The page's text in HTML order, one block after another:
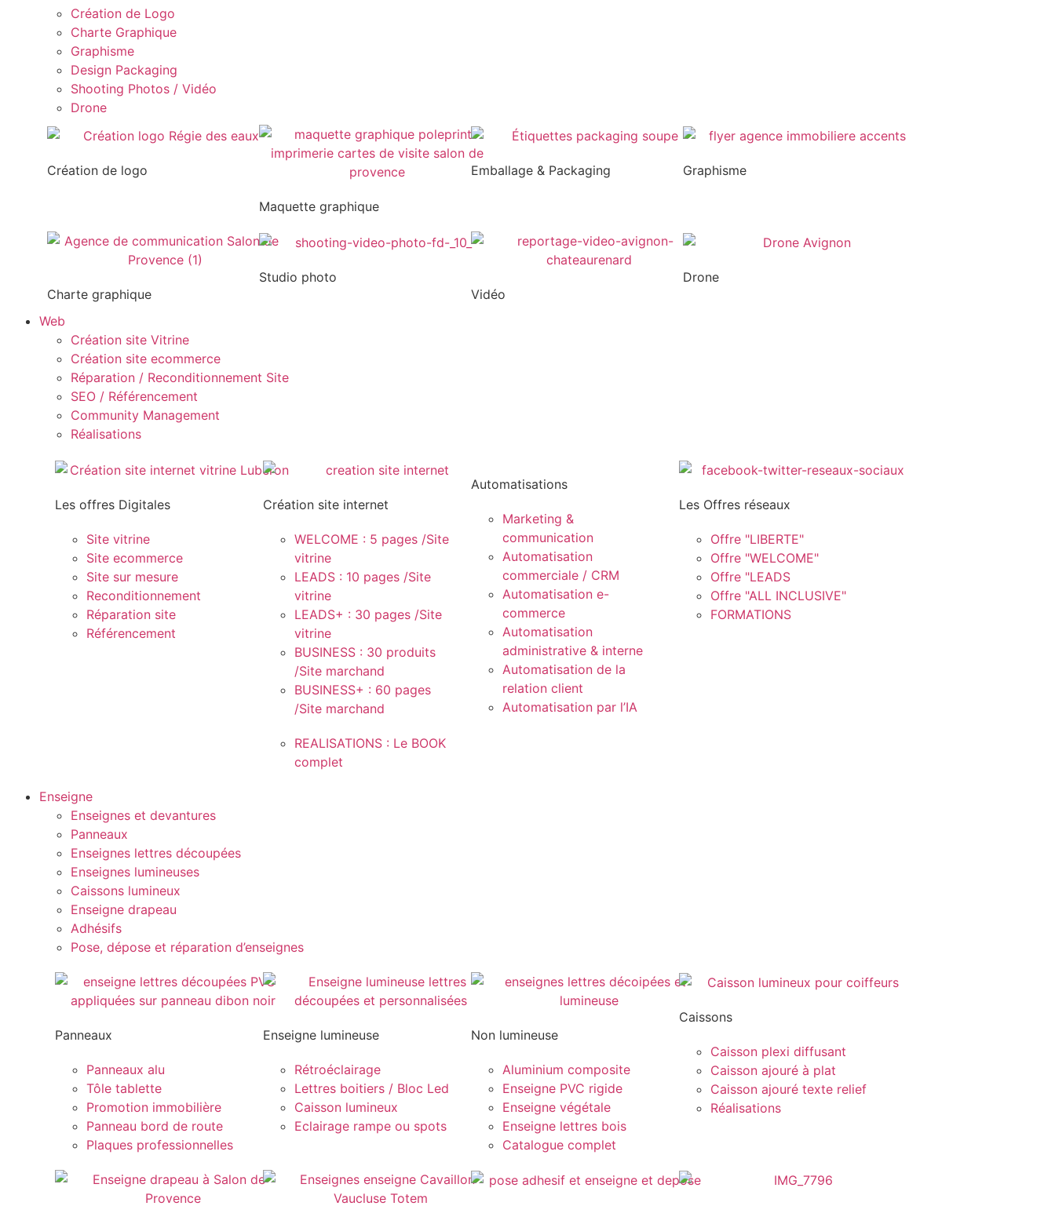
Création de Logo
Charte Graphique
Graphisme
Design Packaging
Shooting Photos / Vidéo
Drone
Création de logo
Maquette graphique
Emballage & Packaging Graphisme
Charte graphique
Studio photo
Vidéo
Drone
Web
Création site Vitrine
Création site ecommerce
Réparation / Reconditionnement Site
SEO / Référencement
Community Management
Réalisations
Les offres Digitales
Site vitrine
Site ecommerce
Site sur mesure
Reconditionnement
Réparation site
Référencement
Création site internet
WELCOME : 5 pages /Site
vitrine
LEADS : 10 pages /Site
vitrine
LEADS+ : 30 pages /Site
vitrine
BUSINESS : 30 produits
/Site marchand
BUSINESS+ : 60 pages
/Site marchand
REALISATIONS : Le BOOK
complet
Automatisations
Marketing &
communication
Automatisation
commerciale / CRM
Automatisation e-
commerce
Automatisation
administrative & interne
Automatisation de la
relation client
Automatisation par l’IA
Les Offres réseaux
Offre "LIBERTE"
Offre "WELCOME"
Offre "LEADS
Offre "ALL INCLUSIVE"
FORMATIONS
Enseigne
Enseignes et devantures
Panneaux
Enseignes lettres découpées
Enseignes lumineuses
Caissons lumineux
Enseigne drapeau
Adhésifs
Pose, dépose et réparation d’enseignes
Panneaux
Panneaux alu
Tôle tablette
Promotion immobilière
Panneau bord de route
Plaques professionnelles
Enseigne lumineuse
Rétroéclairage
Lettres boitiers / Bloc Led
Caisson lumineux
Eclairage rampe ou spots
Non lumineuse
Aluminium composite
Enseigne PVC rigide
Enseigne végétale
Enseigne lettres bois
Catalogue complet
Caissons
Caisson plexi diffusant
Caisson ajouré à plat
Caisson ajouré texte relief
Réalisations